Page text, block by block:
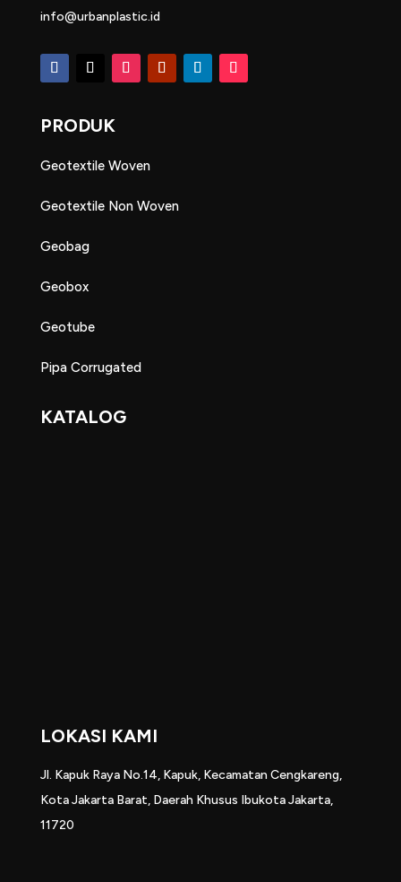
info@urbanplastic.id
PRODUK
Geotextile Woven
Geotextile Non Woven
Geobag
Geobox
Geotube
Pipa Corrugated
KATALOG
LOKASI KAMI
Jl. Kapuk Raya No.14, Kapuk, Kecamatan Cengkareng,
Kota Jakarta Barat, Daerah Khusus Ibukota Jakarta,
11720